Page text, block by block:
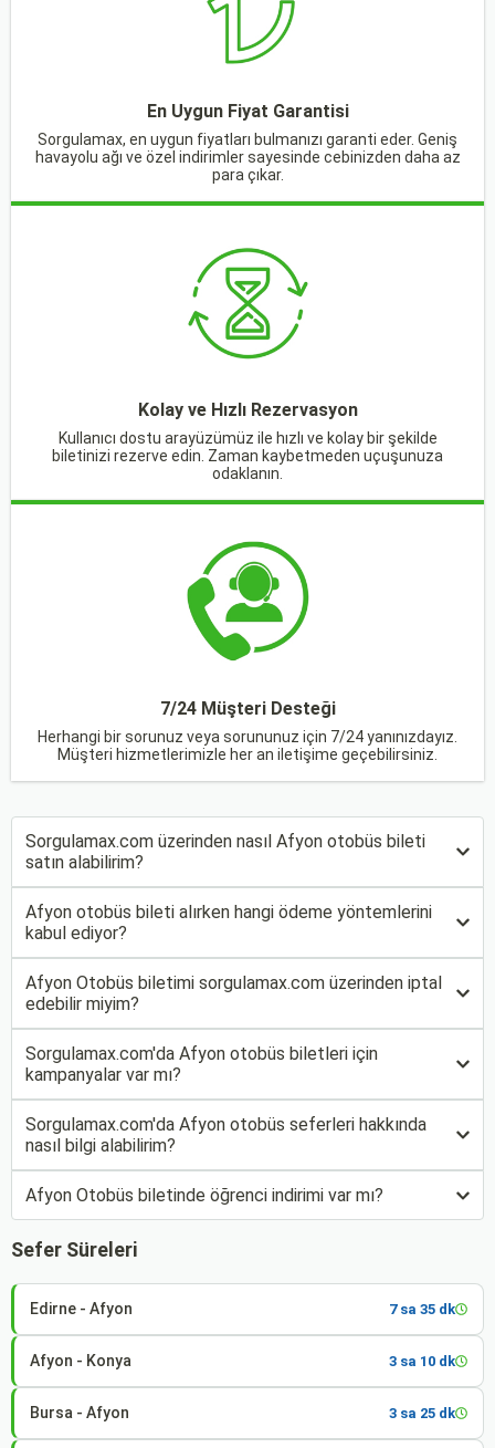
En Uygun Fiyat Garantisi
Sorgulamax, en uygun fiyatları bulmanızı garanti eder. Geniş
havayolu ağı ve özel indirimler sayesinde cebinizden daha az
para çıkar.
Kolay ve Hızlı Rezervasyon
Kullanıcı dostu arayüzümüz ile hızlı ve kolay bir şekilde
biletinizi rezerve edin. Zaman kaybetmeden uçuşunuza
odaklanın.
7/24 Müşteri Desteği
Herhangi bir sorunuz veya sorununuz için 7/24 yanınızdayız.
Müşteri hizmetlerimizle her an iletişime geçebilirsiniz.
Sorgulamax.com üzerinden nasıl Afyon otobüs bileti
satın alabilirim?
Afyon otobüs bileti alırken hangi ödeme yöntemlerini
kabul ediyor?
Afyon Otobüs biletimi sorgulamax.com üzerinden iptal
edebilir miyim?
Sorgulamax.com'da Afyon otobüs biletleri için
kampanyalar var mı?
Sorgulamax.com'da Afyon otobüs seferleri hakkında
nasıl bilgi alabilirim?
Afyon Otobüs biletinde öğrenci indirimi var mı?
Sefer Süreleri
Edirne - Afyon 7 sa 35 dk
Afyon - Konya 3 sa 10 dk
Bursa - Afyon 3 sa 25 dk